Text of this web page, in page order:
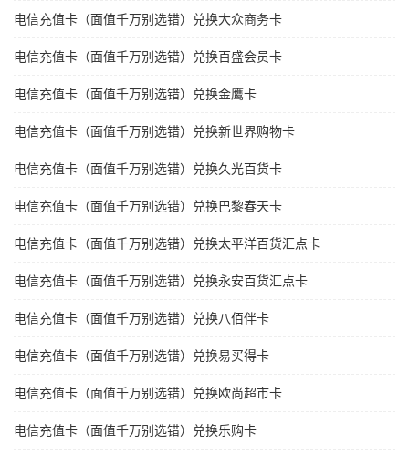
电信充值卡（面值千万别选错）兑换大众商务卡
电信充值卡（面值千万别选错）兑换百盛会员卡
电信充值卡（面值千万别选错）兑换金鹰卡
电信充值卡（面值千万别选错）兑换新世界购物卡
电信充值卡（面值千万别选错）兑换久光百货卡
电信充值卡（面值千万别选错）兑换巴黎春天卡
电信充值卡（面值千万别选错）兑换太平洋百货汇点卡
电信充值卡（面值千万别选错）兑换永安百货汇点卡
电信充值卡（面值千万别选错）兑换八佰伴卡
电信充值卡（面值千万别选错）兑换易买得卡
电信充值卡（面值千万别选错）兑换欧尚超市卡
电信充值卡（面值千万别选错）兑换乐购卡